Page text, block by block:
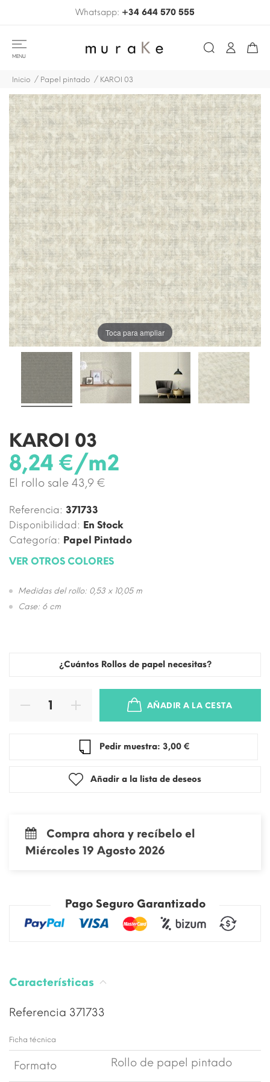
Whatsapp: +34 644 570 555
MENU
Inicio Papel pintado KAROI 03
Toca para ampliar
KAROI 03
8,24 €/m2
El rollo sale 43,9 €
Referencia: 371733
Disponibilidad: En Stock
Categoría: Papel Pintado
VER OTROS COLORES
Medidas del rollo: 0,53 x 10,05 m
Case: 6 cm
¿Cuántos Rollos de papel necesitas?
AÑADIR A LA CESTA
Pedir muestra: 3,00 €
Añadir a la lista de deseos
Compra ahora y recíbelo el
Miércoles 19 Agosto 2026
Pago Seguro Garantizado
Características
Referencia 371733
Ficha técnica
Formato Rollo de papel pintado